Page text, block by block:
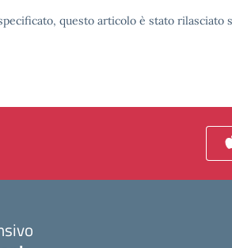
questo articolo è stato